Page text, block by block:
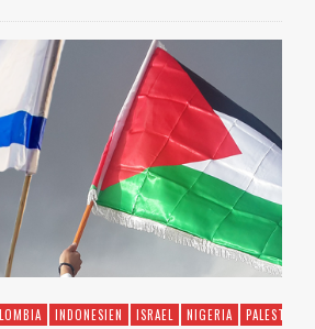
INDONESIEN ISRAEL NIGERIA PALESTINA